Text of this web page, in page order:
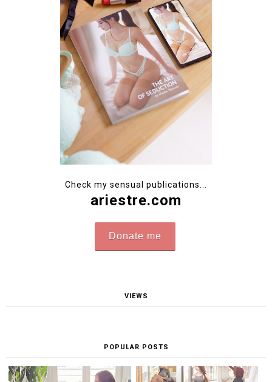
Check my sensual publications...
ariestre.com
Donate me
VIEWS
POPULAR POSTS